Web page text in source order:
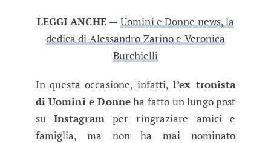
LEGGI ANCHE —Uomini e Donne news, la
dedica di Alessandro Zarino e Veronica
Burchielli
In questa occasione, infatti, l’ex tronista
di Uomini e Donneha fatto un lungo post
su Instagramper ringraziare amici e
famiglia, ma non ha mai nominato